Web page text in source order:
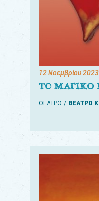
12 Νοεμβρίου 2023
ΤΟ ΜΑΓΙΚΟ
ΘΕΑΤΡΟ ΘΕΑΤΡΟ